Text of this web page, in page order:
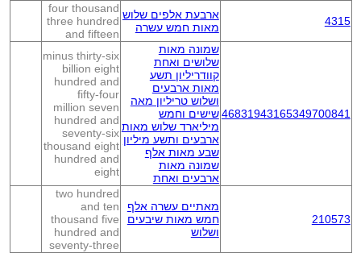
4315
ארבעת אלפים שלוש
מאות חמש עשרה
four thousand
three hundred
and fifteen
46831943165349700841
שמונה מאות
שלושים ואחת
קוודריליון תשע
מאות ארבעים
ושלוש טריליון מאה
שישים וחמש
מיליארד שלוש מאות
ארבעים ותשע מיליון
שבע מאות אלף
שמונה מאות
ארבעים ואחת
minus thirty-six
billion eight
hundred and
fifty-four
million seven
hundred and
seventy-six
thousand eight
hundred and
eight
210573
מאתיים עשרה אלף
חמש מאות שיבעים
ושלוש
two hundred
and ten
thousand five
hundred and
seventy-three